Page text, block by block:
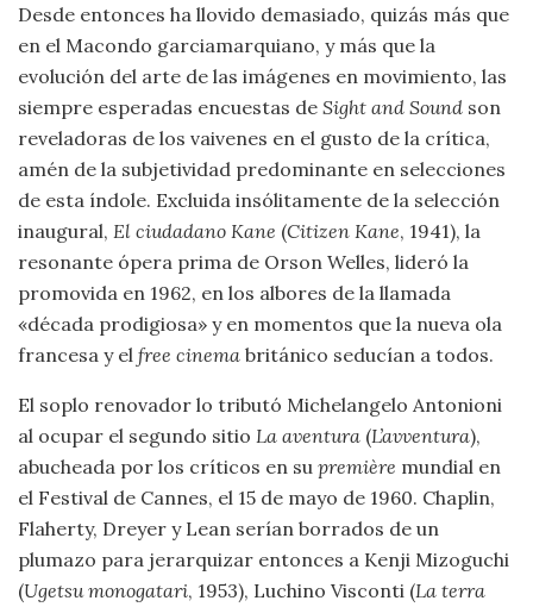
Desde entonces ha llovido demasiado, quizás más que
en el Macondo garciamarquiano, y más que la
evolución del arte de las imágenes en movimiento, las
siempre esperadas encuestas de Sight and Sound son
reveladoras de los vaivenes en el gusto de la crítica,
amén de la subjetividad predominante en selecciones
de esta índole. Excluida insólitamente de la selección
inaugural, El ciudadano Kane (Citizen Kane, 1941), la
resonante ópera prima de Orson Welles, lideró la
promovida en 1962, en los albores de la llamada
«década prodigiosa» y en momentos que la nueva ola
francesa y el free cinema británico seducían a todos.
El soplo renovador lo tributó Michelangelo Antonioni
al ocupar el segundo sitio La aventura (L’avventura),
abucheada por los críticos en su première mundial en
el Festival de Cannes, el 15 de mayo de 1960. Chaplin,
Flaherty, Dreyer y Lean serían borrados de un
plumazo para jerarquizar entonces a Kenji Mizoguchi
(Ugetsu monogatari, 1953), Luchino Visconti (La terra